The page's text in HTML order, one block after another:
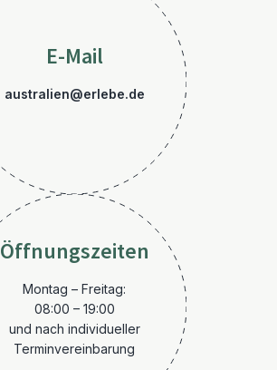
E-Mail
australien@erlebe.de
Öffnungszeiten
Montag – Freitag:
08:00 – 19:00
und nach individueller
Terminvereinbarung